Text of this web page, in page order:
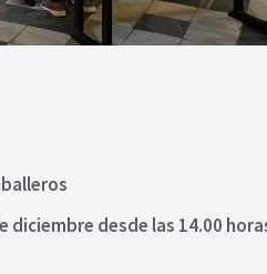
diciembre desde las 14.00